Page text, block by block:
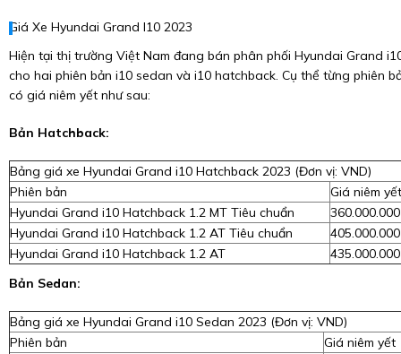
Giá Xe Hyundai Grand I10 2023
Hiện tại thị trường Việt Nam đang bán phân phối Hyundai Grand
cho hai phiên bản i10 sedan và i10 hatchback. Cụ thể từng phiên
có giá niêm yết như sau:
Bản Hatchback:
Bảng giá xe Hyundai Grand i10 Hatchback 2023 (Đơn vị: VND)
Phiên bản
Giá niêm yết
Hyundai Grand i10 Hatchback 1.2 MT Tiêu chuẩn
360.000.000
Hyundai Grand i10 Hatchback 1.2 AT Tiêu chuẩn
405.000.000
Hyundai Grand i10 Hatchback 1.2 AT
435.000.000
Bản Sedan:
Bảng giá xe Hyundai Grand i10 Sedan 2023 (Đơn vị: VND)
Phiên bản
Giá niêm yết